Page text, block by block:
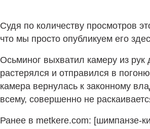
Судя по количеству просмотров
что мы просто опубликуем его
Осьминог выхватил камеру из рук
растерялся и отправился в
камера вернулась к законному
всему, совершенно не
Ранее в metkere.com: [шимпанзе-